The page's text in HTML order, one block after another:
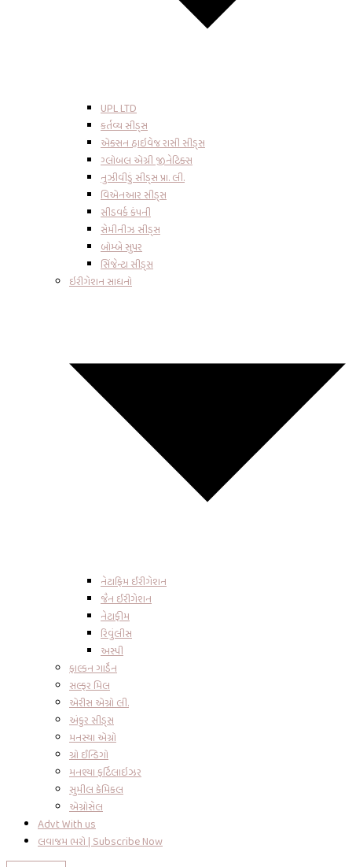
UPL LTD
કર્તવ્ય સીડ્સ
એક્સન હાઇવેજ રાસી સીડ્સ
ગ્લોબલ એગ્રી જીનેટિક્સ
નુઝીવીડું સીડ્સ પ્રા. લી.
વિએનઆર સીડ્સ
સીડવર્ક કંપની
સેમીનીઝ સીડ્સ
બોમ્બે સુપર
સિંજેન્ટા સીડ્સ
ઇરીગેશન સાધનો
નેટાફિમ ઈરીગેશન
જૈન ઈરીગેશન
નેટાફીમ
રિવુંલીસ
અસ્પી
ફાલ્કન ગાર્ડેન
સલ્ફર મિલ
એરીસ એગ્રો લી.
અંકુર સીડ્સ
મનસ્યા એગ્રો
ગ્રો ઈન્ડિગો
મનશ્યા ફર્ટિલાઇઝર
સુમીલ કેમિકલ
એગ્રોસેલ
Advt With us
લવાજમ ભરો | Subscribe Now